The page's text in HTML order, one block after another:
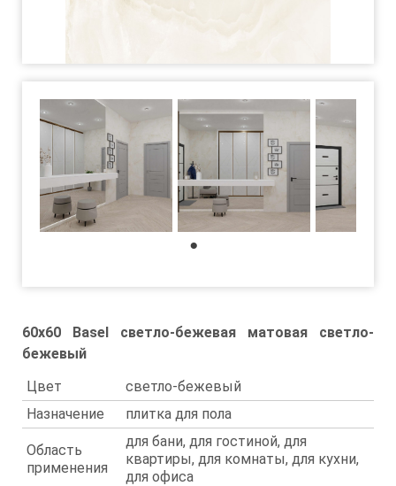
60x60 Basel светло-бежевая матовая светло-
бежевый
Цвет
светло-бежевый
Назначение
плитка для пола
Область
применения
для бани, для гостиной, для
квартиры, для комнаты, для кухни,
для офиса